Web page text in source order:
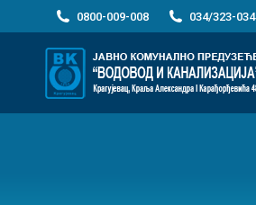
0800-009-008 034/323-034